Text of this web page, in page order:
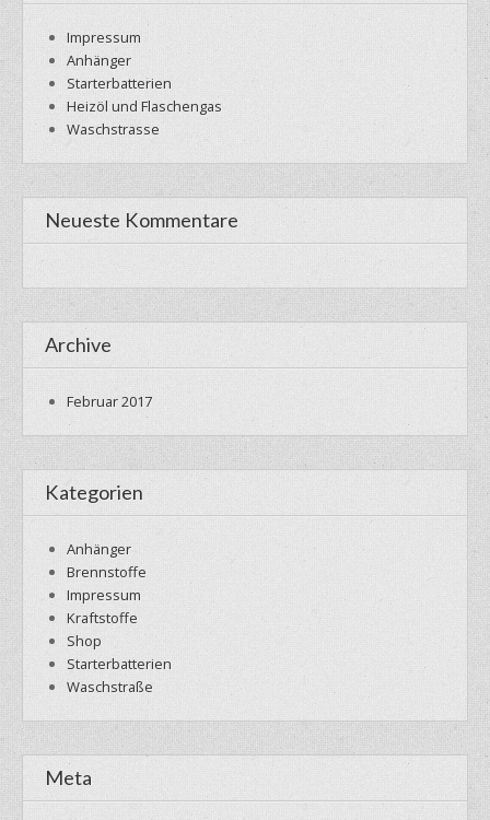
Impressum
Anhänger
Starterbatterien
Heizöl und Flaschengas
Waschstrasse
Neueste Kommentare
Archive
Februar 2017
Kategorien
Anhänger
Brennstoffe
Impressum
Kraftstoffe
Shop
Starterbatterien
Waschstraße
Meta